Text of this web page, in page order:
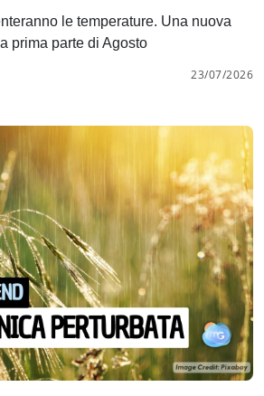
le temperature. Una nuova
prima parte di Agosto
23/07/2026